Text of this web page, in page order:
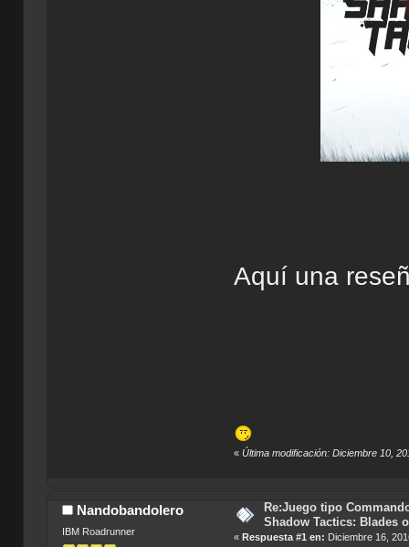
Aquí una
«Última modificación: Diciembre 10,
Nandobandolero
IBM Roadrunner
Re:Juego tipo
Shadow Tactics: Blades
« Respuesta #1 en: Diciembre 16,